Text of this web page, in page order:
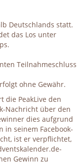
Deutschlands statt.
das Los unter
Teilnahmeschluss
ohne Gewähr.
die PeakLive den
Nachricht über den
dies aufgrund
in seinem Facebook-
ist er verpflichtet,
Gewinn zu